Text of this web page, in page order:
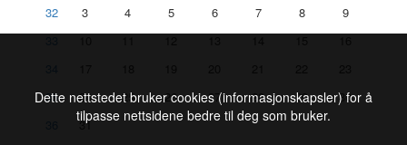
32
3 4 5 6 7 8
9
35
24 25 26 27 28 29
30
31
Dette nettstedet bruker cookies (informasjonskapsler) for å
tilpasse nettsidene bedre til deg som bruker.